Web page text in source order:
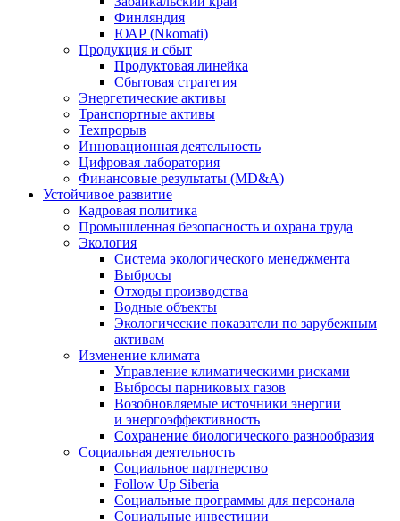
Финляндия
ЮАР (Nkomati)
Продукция и сбыт
Продуктовая линейка
Сбытовая стратегия
Энергетические активы
Транспортные активы
Техпрорыв
Инновационная деятельность
Цифровая лаборатория
Финансовые результаты (MD&A)
Устойчивое развитие
Кадровая политика
Промышленная безопасность и охрана труда
Экология
Система экологического менеджмента
Выбросы
Отходы производства
Водные объекты
Экологические показатели по зарубежным
активам
Изменение климата
Управление климатическими рисками
Выбросы парниковых газов
Возобновляемые источники энергии
и энергоэффективность
Сохранение биологического разнообразия
Социальная деятельность
Социальное партнерство
Follow Up Siberia
Социальные программы для персонала
Социальные инвестиции